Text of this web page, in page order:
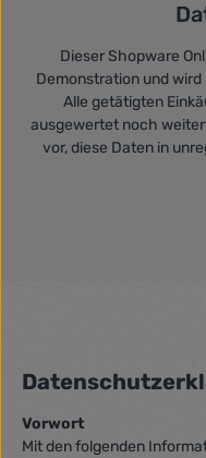
Dieser Shopware
Demonstration und
Alle getätigten
ausgewertet noch
vor, diese Daten in
Vorwort
Mit den folgenden